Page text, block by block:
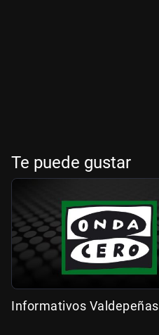
Te puede gustar
Informativos Valdepeñas